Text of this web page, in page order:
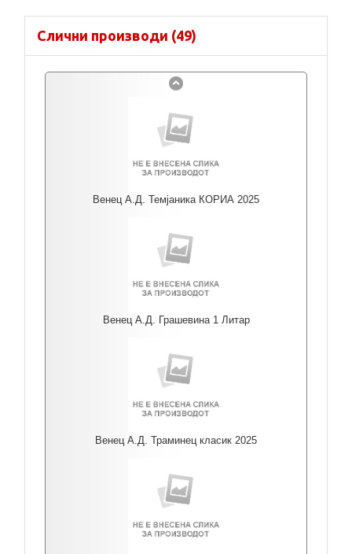
Слични производи (49)
Венец А.Д. Темјаника КОРИА 2025
Венец А.Д. Грашевина 1 Литар
Венец А.Д. Траминец класик 2025